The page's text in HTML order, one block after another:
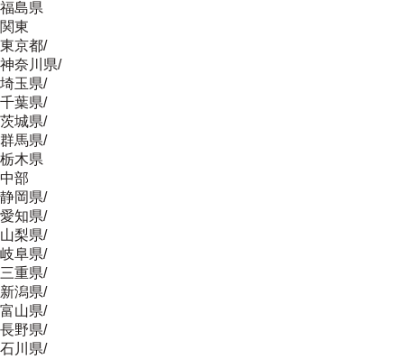
福島県
関東
東京都/
神奈川県/
埼玉県/
千葉県/
茨城県/
群馬県/
栃木県
中部
静岡県/
愛知県/
山梨県/
岐阜県/
三重県/
新潟県/
富山県/
長野県/
石川県/